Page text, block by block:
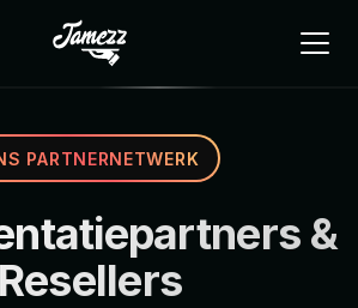
PARTNERNETWERK
&
Resellers